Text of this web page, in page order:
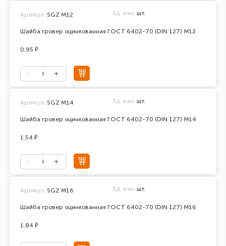
Шайба гровер оцинкованная ГОСТ 6402-70 (DIN 127) М12
Артикул: SGZ М12 Ед. изм. шт.
0.95 ₽
Шайба гровер оцинкованная ГОСТ 6402-70 (DIN 127) М14
Артикул: SGZ М14 Ед. изм. шт.
1.54 ₽
Шайба гровер оцинкованная ГОСТ 6402-70 (DIN 127) М16
Артикул: SGZ М16 Ед. изм. шт.
1.84 ₽